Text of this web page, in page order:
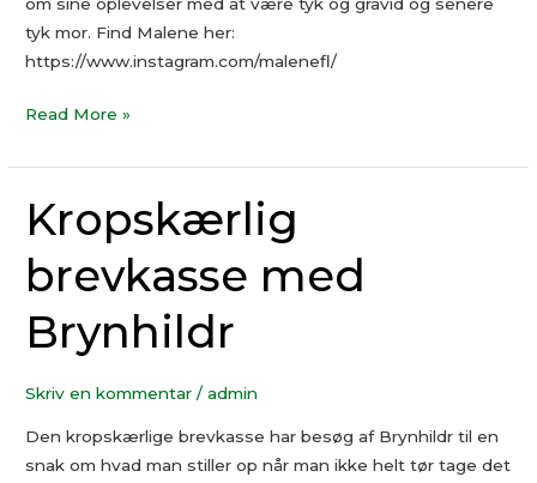
tyk mor. Find Malene her:
https://www.instagram.com/malenefl/
Read More »
Kropskærlig
brevkasse med
Brynhildr
Skriv en kommentar /admin
Den kropskærlige brevkasse har besøg af Brynhildr til en
snak om hvad man stiller op når man ikke helt tør tage det
Kropskærlig
brevkasse
med
Brynhildr